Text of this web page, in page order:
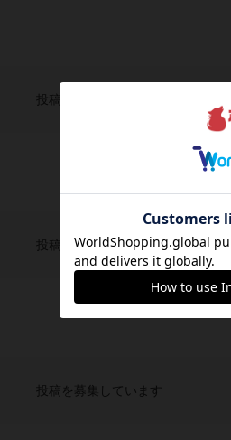
投稿を募集しています
投稿を募集しています
投稿を募集しています